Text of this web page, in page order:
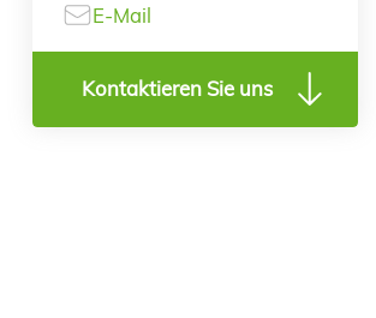
E-Mail
Kontaktieren Sie uns